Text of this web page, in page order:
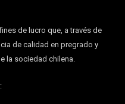
de lucro que, a través de
de calidad en pregrado y
la sociedad chilena.